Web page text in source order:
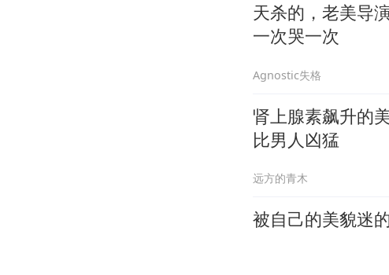
天杀的，老美导
一次哭一次
Agnostic失格
肾上腺素飙升的
比男人凶猛
远方的青木
被自己的美貌迷